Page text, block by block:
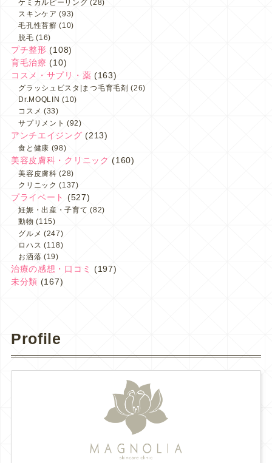
ケミカルピーリング (28)
スキンケア (93)
毛孔性苔癬 (10)
脱毛 (16)
プチ整形 (108)
育毛治療 (10)
コスメ・サプリ・薬 (163)
グラッシュビスタ|まつ毛育毛剤 (26)
Dr.MOQLIN (10)
コスメ (33)
サプリメント (92)
アンチエイジング (213)
食と健康 (98)
美容皮膚科・クリニック (160)
美容皮膚科 (28)
クリニック (137)
プライベート (527)
妊娠・出産・子育て (82)
動物 (115)
グルメ (247)
ロハス (118)
お洒落 (19)
治療の感想・口コミ
(197)
未分類 (167)
Profile